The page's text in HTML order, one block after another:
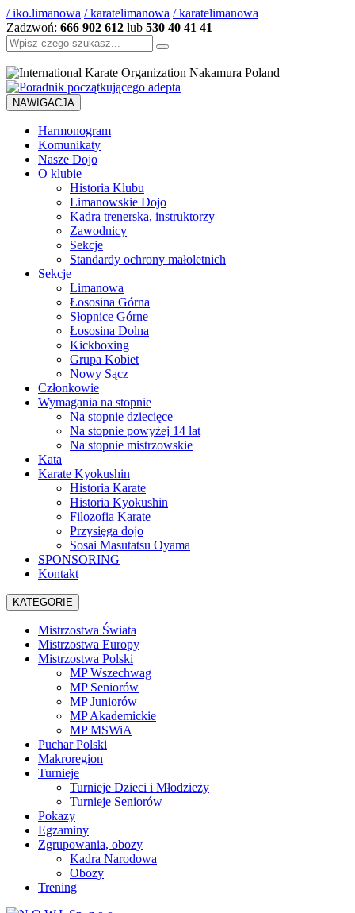
/ iko.limanowa / karatelimanowa / karatelimanowa
Zadzwoń: 666 902 612 lub 530 40 41 41
Szukaj:
NAWIGACJA
Harmonogram
Komunikaty
Nasze Dojo
O klubie
Historia Klubu
Limanowskie Dojo
Kadra trenerska, instruktorzy
Zawodnicy
Sekcje
Standardy ochrony małoletnich
Sekcje
Limanowa
Łososina Górna
Słopnice Górne
Łososina Dolna
Kickboxing
Grupa Kobiet
Nowy Sącz
Członkowie
Wymagania na stopnie
Na stopnie dziecięce
Na stopnie powyżej 14 lat
Na stopnie mistrzowskie
Kata
Karate Kyokushin
Historia Karate
Historia Kyokushin
Filozofia Karate
Przysięga dojo
Sosai Masutatsu Oyama
SPONSORING
Kontakt
KATEGORIE
Mistrzostwa Świata
Mistrzostwa Europy
Mistrzostwa Polski
MP Wszechwag
MP Seniorów
MP Juniorów
MP Akademickie
MP MSWiA
Puchar Polski
Makroregion
Turnieje
Turnieje Dzieci i Młodzieży
Turnieje Seniorów
Pokazy
Egzaminy
Zgrupowania, obozy
Kadra Narodowa
Obozy
Trening